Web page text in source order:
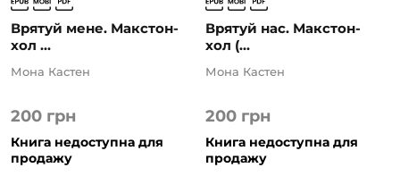
Врятуй мене. Макстон-
хол ...
200 грн
Мона Кастен
Книга недоступна для
продажу
Врятуй нас. Макстон-
хол (...
200 грн
Мона Кастен
Книга недоступна для
продажу